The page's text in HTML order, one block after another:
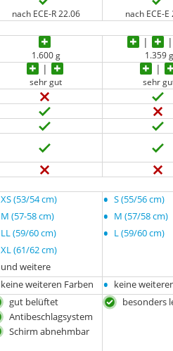
nach ECE-R 22.06 nach ECE-E
1.600 g 1.359 g
sehr gut sehr
XS (53/54 cm)
M (57-58 cm)
LL (59/60 cm)
XL (61/62 cm)
und weitere
• S (55/56 cm)
• M (57/58 cm)
• L (59/60 cm)
keine weiteren Farben • keine
gut belüftet
Antibeschlagsystem
Schirm abnehmbar
besonders